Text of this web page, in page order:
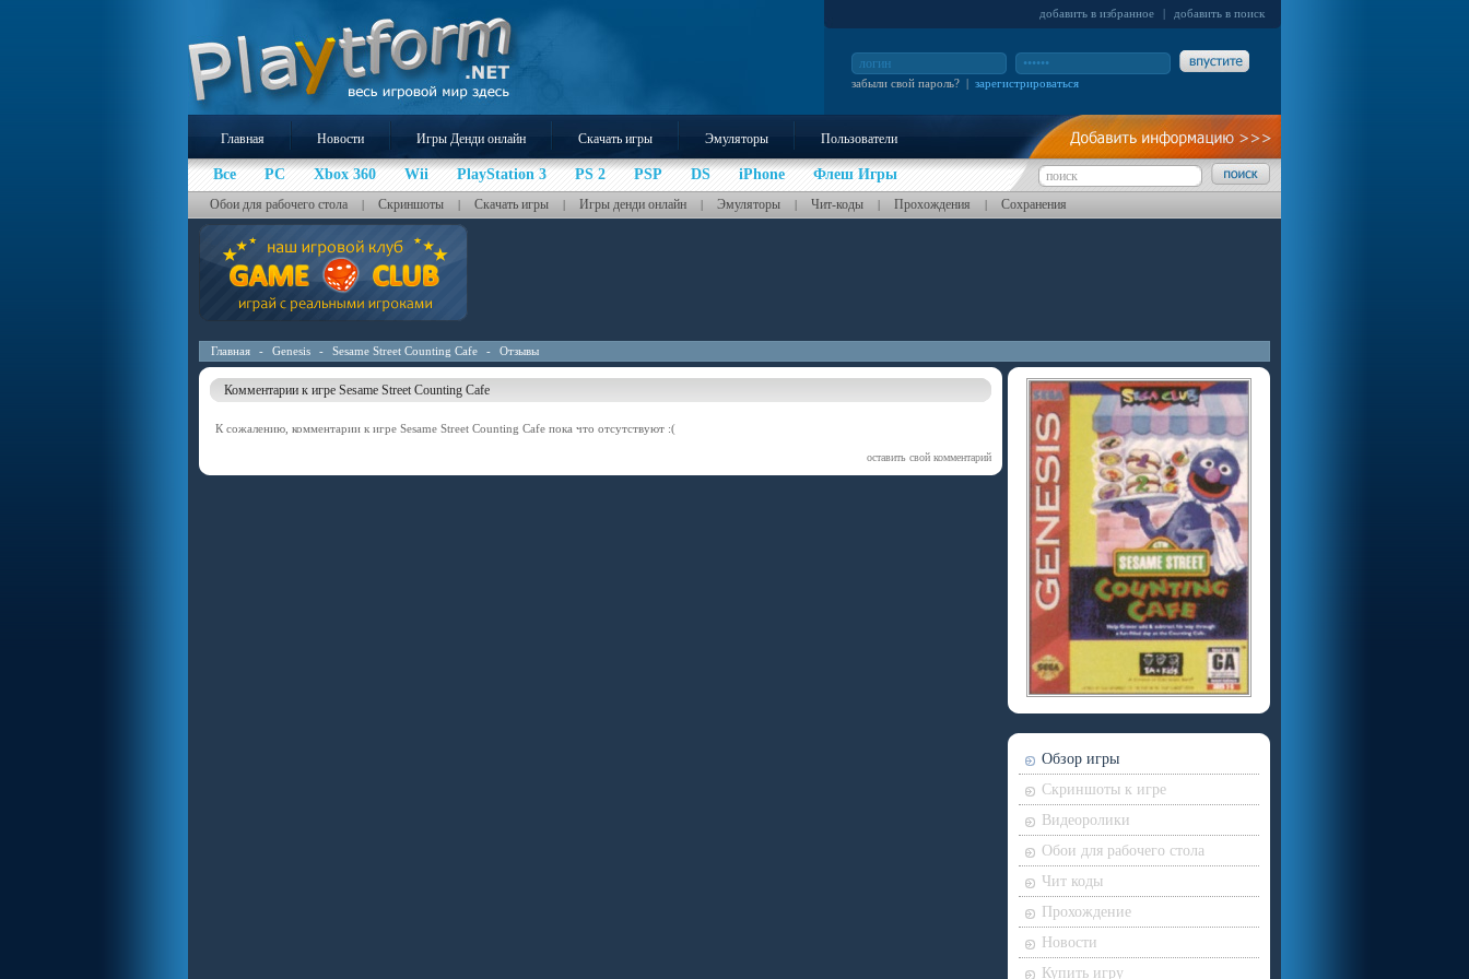
добавить в избранное | добавить в поиск
забыли свой пароль? | зарегистрироваться
Главная Новости Игры Денди онлайн Скачать игры Эмуляторы Пользователи
Все PC Xbox 360 Wii PlayStation 3 PS 2 PSP DS iPhone Флеш Игры
Обои для рабочего стола | Скриншоты | Скачать игры | Игры денди онлайн | Эмуляторы | Чит-коды | Прохождения | Сохранения
Главная - Genesis - Sesame Street Counting Cafe - Отзывы
Комментарии к игре Sesame Street Counting Cafe
К сожалению, комментарии к игре Sesame Street Counting Cafe пока что отсутствуют :(
оставить свой комментарий
Обзор игры
Скриншоты к игре
Видеоролики
Обои для рабочего стола
Чит коды
Прохождение
Новости
Купить игру